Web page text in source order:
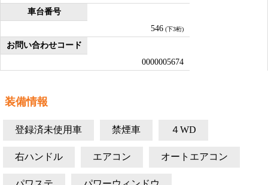
車台番号
546 (下3桁)
お問い合わせコード
0000005674
装備情報
登録済未使用車 禁煙車 ４WD
右ハンドル エアコン オートエアコン